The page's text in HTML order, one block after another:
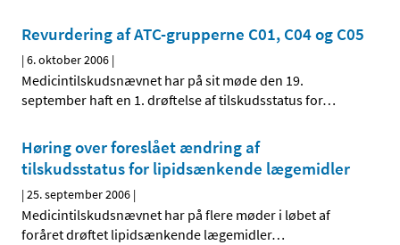
Revurdering af ATC-grupperne C01, C04 og C05
|6. oktober 2006 |
Medicintilskudsnævnet har på sit møde den 19.
september haft en 1. drøftelse af tilskudsstatus for…
Høring over foreslået ændring af
tilskudsstatus for lipidsænkende lægemidler
|25. september 2006 |
Medicintilskudsnævnet har på flere møder i løbet af
foråret drøftet lipidsænkende lægemidler…